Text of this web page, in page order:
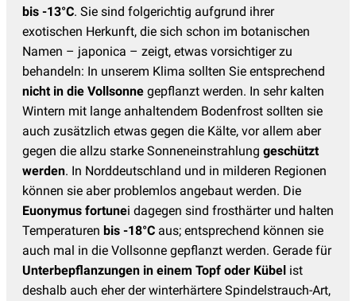
bis -13°C. Sie sind folgerichtig aufgrund ihrer
exotischen Herkunft, die sich schon im botanischen
Namen – japonica – zeigt, etwas vorsichtiger zu
behandeln: In unserem Klima sollten Sie entsprechend
nicht in die Vollsonne gepflanzt werden. In sehr kalten
Wintern mit lange anhaltendem Bodenfrost sollten sie
auch zusätzlich etwas gegen die Kälte, vor allem aber
gegen die allzu starke Sonneneinstrahlung geschützt
werden. In Norddeutschland und in milderen Regionen
können sie aber problemlos angebaut werden. Die
Euonymus fortunei dagegen sind frosthärter und halten
Temperaturen bis -18°C aus; entsprechend können sie
auch mal in die Vollsonne gepflanzt werden. Gerade für
Unterbepflanzungen in einem Topf oder Kübel ist
deshalb auch eher der winterhärtere Spindelstrauch-Art,